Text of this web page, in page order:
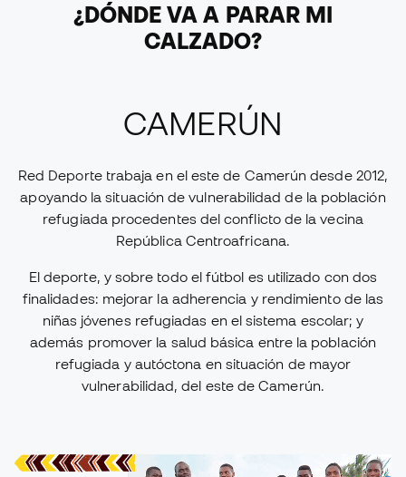
¿DÓNDE VA A PARAR MI
CALZADO?
CAMERÚN
Red Deporte trabaja en el este de Camerún desde 2012,
apoyando la situación de vulnerabilidad de la población
refugiada procedentes del conflicto de la vecina
República Centroafricana.
El deporte, y sobre todo el fútbol es utilizado con dos
finalidades: mejorar la adherencia y rendimiento de las
niñas jóvenes refugiadas en el sistema escolar; y
además promover la salud básica entre la población
refugiada y autóctona en situación de mayor
vulnerabilidad, del este de Camerún.